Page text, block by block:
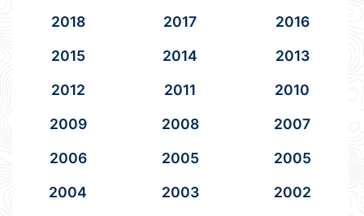
2018
2017
2016
2015
2014
2013
2012
2011
2010
2009
2008
2007
2006
2005
2005
2004
2003
2002